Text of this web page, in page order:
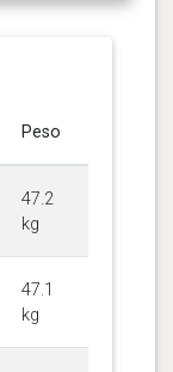
Peso
47.2
kg
47.1
kg